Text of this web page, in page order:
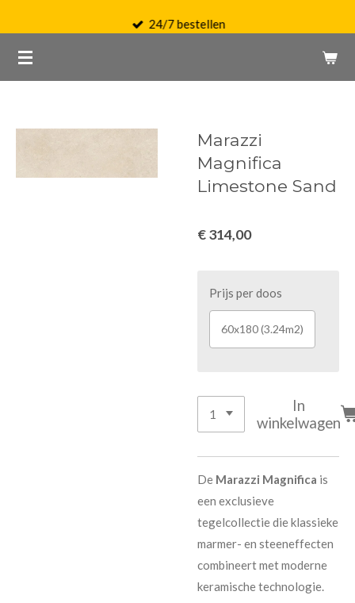
naar
de
24/7 bestellen
Marazzi
Magnifica
Limestone Sand
€ 314,00
Prijs per doos
60x180 (3.24m2)
In
winkelwagen
De Marazzi Magnifica is
een exclusieve
tegelcollectie die klassieke
marmer- en steeneffecten
combineert met moderne
keramische technologie.